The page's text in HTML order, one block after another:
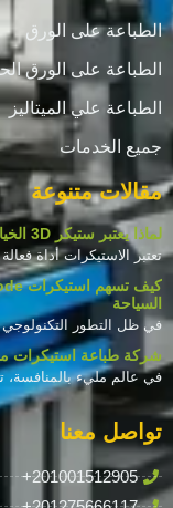
الطباعة على الورق
الطباعة على الورق
الطباعة علي الميتاليز
جميع الخدمات
مقالات متنوعة
لماذا يعتبر ستيكر 3D الخيار الأمثل لتعزيز التسويق والترويج؟
تعتبر الاستيكرات أداة
السياحة
في ظل التطور
شركة طباعة استيكرات
في عالم مليء بالمنافسة،
تواصل معنا
+201001512905